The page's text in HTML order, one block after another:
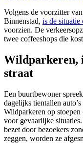
Volgens de voorzitter
Binnenstad, is de situatie
voorzien. De
twee coffeeshops die
Wildparkeren,
straat
Een buurtbewoner
dagelijks tientallen
Wildparkeren op stoepen
voor gevaarlijke
bezet door bezoekers
zeggen, worden ze